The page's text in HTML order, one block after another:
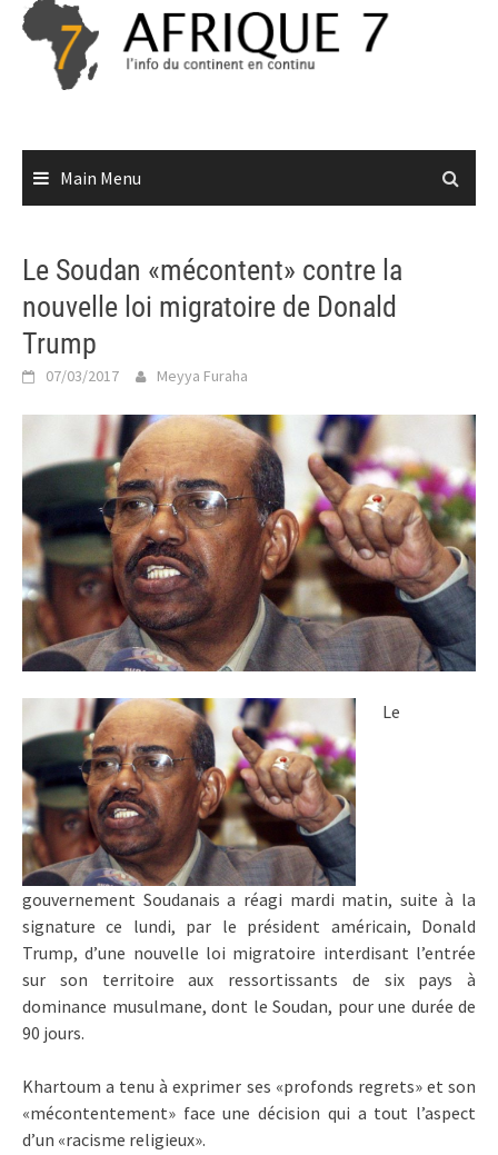
Skip
content
Main Menu
Le Soudan «mécontent» contre la
nouvelle loi migratoire de Donald
Trump
07/03/2017 Meyya Furaha
Le
gouvernement Soudanais a réagi mardi matin, suite à la
signature ce lundi, par le président américain, Donald
Trump, d’une nouvelle loi migratoire interdisant l’entrée
sur son territoire aux ressortissants de six pays à
dominance musulmane, dont le Soudan, pour une durée de
90 jours.
Khartoum a tenu à exprimer ses «profonds regrets» et son
«mécontentement» face une décision qui a tout l’aspect
d’un «racisme religieux».